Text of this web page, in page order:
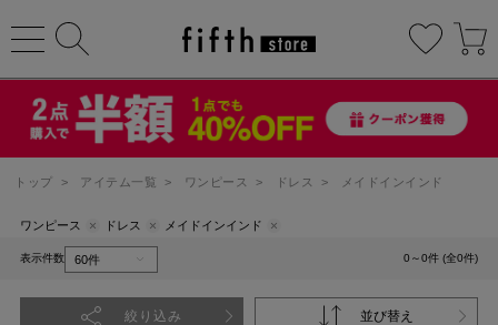
トップ > アイテム一覧 > ワンピース > ドレス > メイドインインド
ワンピース ドレス メイドインインド
表示件数 0～0件 (全0件)
絞り込み 並び替え